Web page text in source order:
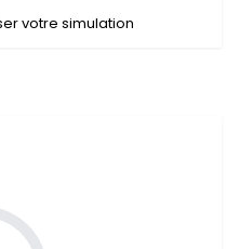
votre simulation